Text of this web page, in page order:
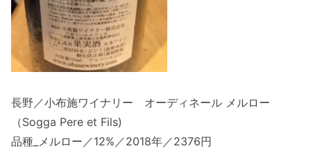
長野／小布施ワイナリー オーディネール メルロー
（Sogga Pere et Fils)
品種_メルロー／12%／2018年／2376円